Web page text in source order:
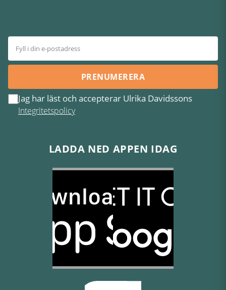
PRENUMERERA
Jag har läst och accepterar Ulrika Davidssons
Integritetspolicy
LADDA NED APPEN IDAG